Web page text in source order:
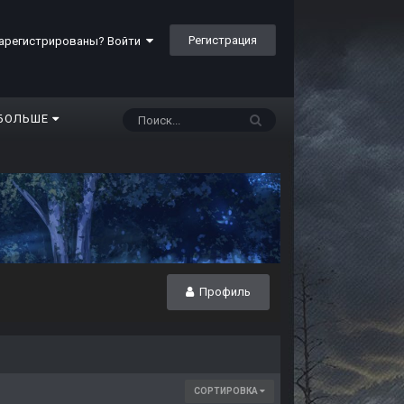
Войти Регистрация
Профиль
СОРТИРОВКА